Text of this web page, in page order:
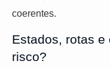
coerentes.
Estados, rotas e
risco?